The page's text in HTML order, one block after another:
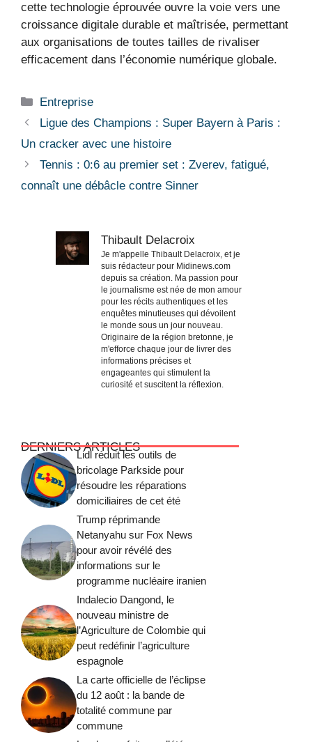
cette technologie éprouvée ouvre la voie vers une
croissance digitale durable et maîtrisée, permettant
aux organisations de toutes tailles de rivaliser
efficacement dans l’économie numérique globale.
Catégories
Entreprise
Ligue des Champions : Super Bayern à Paris :
Un cracker avec une histoire
Tennis : 0:6 au premier set : Zverev, fatigué,
connaît une débâcle contre Sinner
Thibault Delacroix
Je m'appelle Thibault Delacroix, et je
suis rédacteur pour Midinews.com
depuis sa création. Ma passion pour
le journalisme est née de mon amour
pour les récits authentiques et les
enquêtes minutieuses qui dévoilent
le monde sous un jour nouveau.
Originaire de la région bretonne, je
m'efforce chaque jour de livrer des
informations précises et
engageantes qui stimulent la
curiosité et suscitent la réflexion.
DERNIERS ARTICLES
Lidl réduit les outils de
bricolage Parkside pour
résoudre les réparations
domiciliaires de cet été
Trump réprimande
Netanyahu sur Fox News
pour avoir révélé des
informations sur le
programme nucléaire iranien
Indalecio Dangond, le
nouveau ministre de
l’Agriculture de Colombie qui
peut redéfinir l’agriculture
espagnole
La carte officielle de l’éclipse
du 12 août : la bande de
totalité commune par
commune